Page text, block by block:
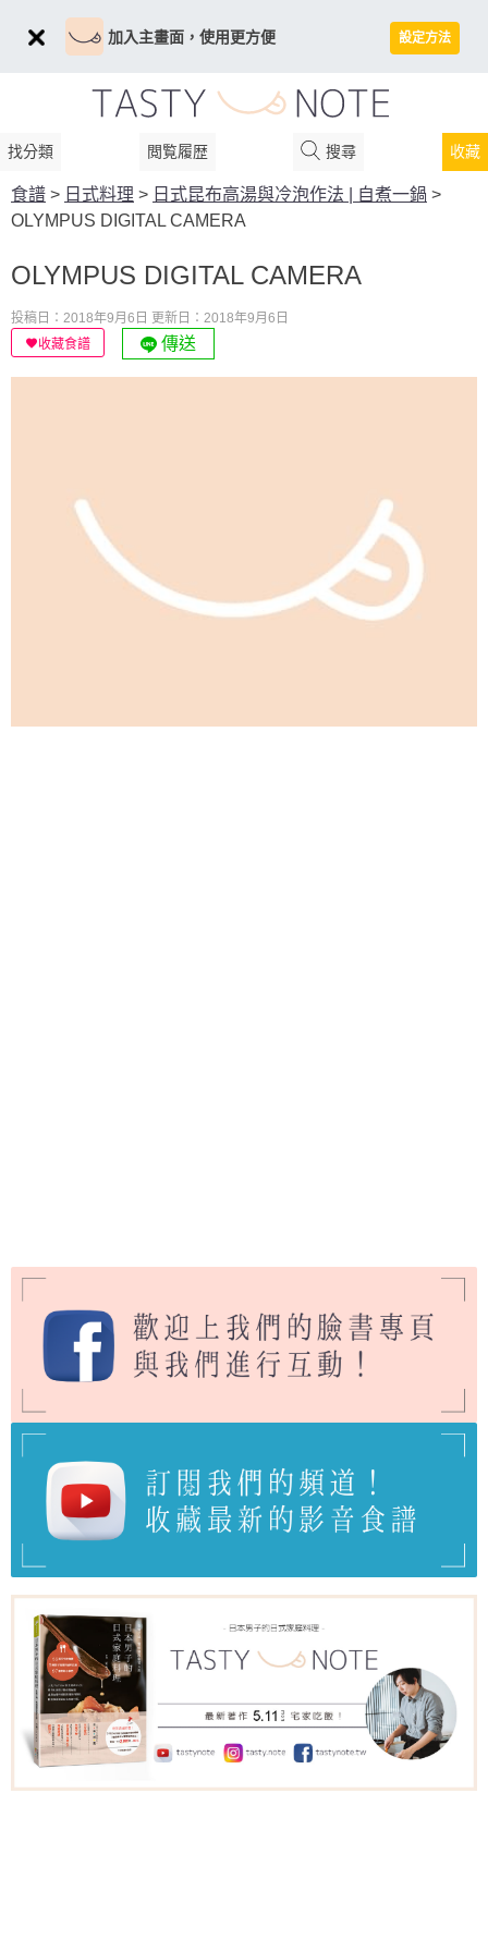
加入主畫面，使用更方便 設定方法
找分類 閲覧履歴 搜尋 收藏
食譜 > 日式料理 > 日式昆布高湯與冷泡作法 | 自煮一鍋 >
OLYMPUS DIGITAL CAMERA
OLYMPUS DIGITAL CAMERA
投稿日：2018年9月6日 更新日：2018年9月6日
收藏食譜
傳送